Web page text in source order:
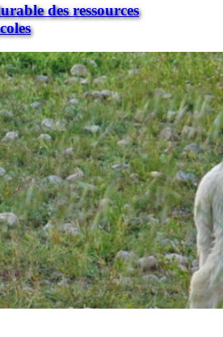
des ressources